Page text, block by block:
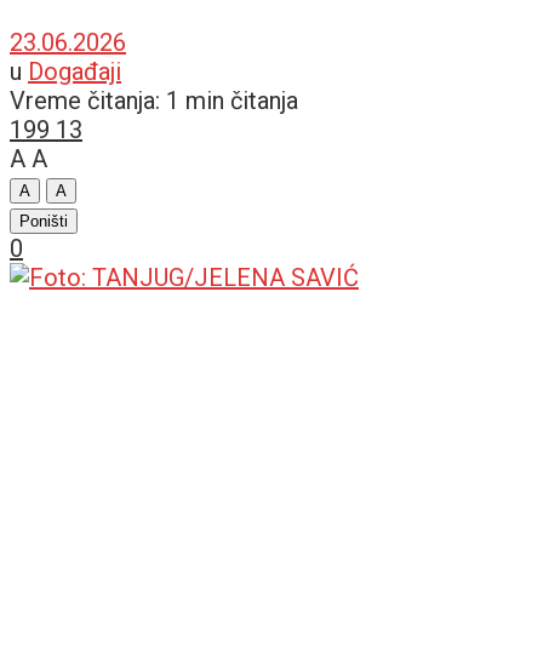
23.06.2026
u Događaji
Vreme čitanja: 1 min čitanja
199 13
A A
A
A
Poništi
0